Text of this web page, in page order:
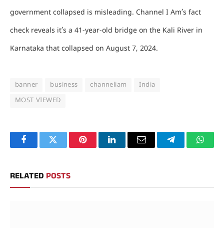
government collapsed is misleading. Channel I Am’s fact
check reveals it’s a 41-year-old bridge on the Kali River in
Karnataka that collapsed on August 7, 2024.
banner business channeliam
India
MOST VIEWED
FacebookTwitter PinterestLinkedInEmail Telegram
RELATED POSTS